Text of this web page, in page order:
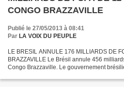
CONGO BRAZZAVILLE
Publié le 27/05/2013 à 08:41
Par LA VOIX DU PEUPLE
LE BRESIL ANNULE 176 MILLIARDS DE
BRAZZAVILLE Le Brésil annule 456
Congo Brazzaville. Le gouvernement